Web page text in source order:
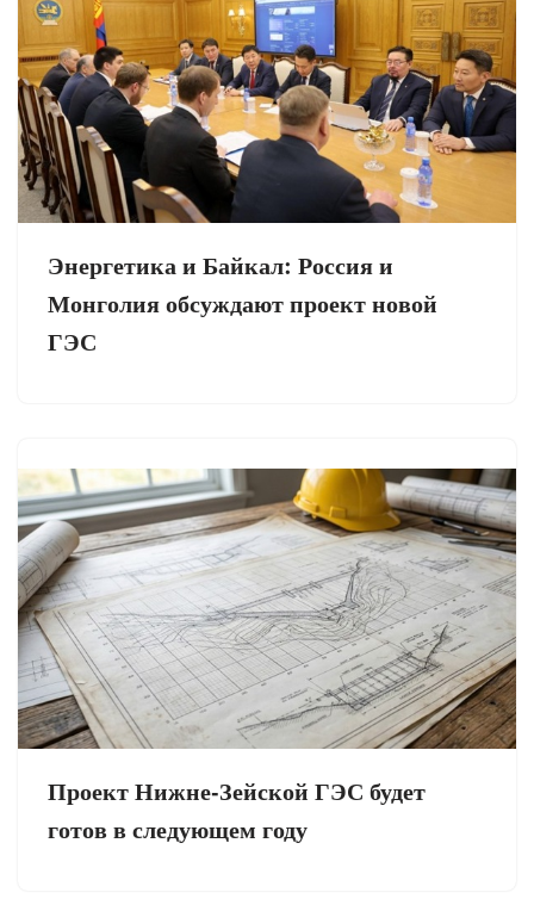
Энергетика и Байкал: Россия и
Монголия обсуждают проект новой
ГЭС
Проект Нижне-Зейской ГЭС будет
готов в следующем году